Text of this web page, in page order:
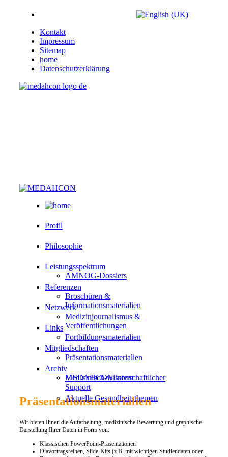
Kontakt
Impressum
Sitemap
home
Datenschutzerklärung
Profil
Philosophie
Leistungsspektrum
AMNOG-Dossiers
Broschüren &
Informationsmaterialien
Medizinjournalismus &
Veröffentlichungen
Fortbildungsmaterialien
Präsentationsmaterialien
Medizinisch-wissenschaftlicher
Support
Referenzen
Netzwerk
Links
Mitgliedschaften
Archiv
MEDAHCON intern
Aktuelle Gesundheitsthemen
Präsentationsmaterialien
Wir bieten Ihnen die Aufarbeitung, medizinische Bewertung und graphische
Darstellung Ihrer Daten in Form von:
Klassischen PowerPoint-Präsentationen
Diavortragsreihen, Slide-Kits (z.B. mit wichtigen Studiendaten oder